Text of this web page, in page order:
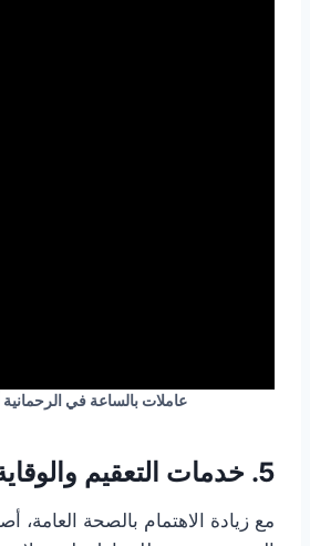
عاملات بالساعة في الرحمانية
5. خدمات التعقيم والوقاية الصحية
مع زيادة الاهتمام بالصحة